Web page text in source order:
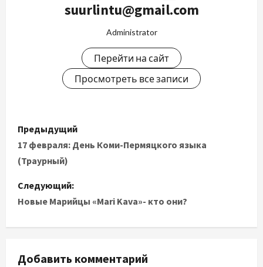
suurlintu@gmail.com
Administrator
Перейти на сайт
Просмотреть все записи
Предыдущий
17 февраля: День Коми-Пермяцкого языка
(Траурный)
Следующий:
Новые Марийцы «Mari Kava»- кто они?
Добавить комментарий